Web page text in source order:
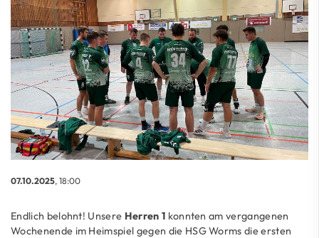
07.10.2025, 18:00
Endlich belohnt! Unsere Herren 1 konnten am vergangenen
Wochenende im Heimspiel gegen die HSG Worms die ersten